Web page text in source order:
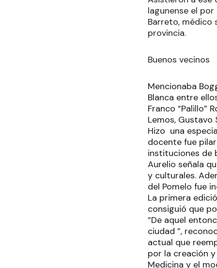
lagunense el
Barreto, médico
provincia.
Buenos vecinos
Mencionaba
Blanca entre
Franco “Palillo”
Lemos, Gustavo
Hizo una
docente fue
instituciones de
Aurelio señala
y culturales.
del Pomelo fue
La primera
consiguió que
“De aquel
ciudad ”,
actual que
por la creación
Medicina y el